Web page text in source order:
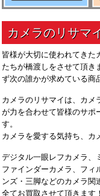
皆様が大切に使われてきた
たちが橋渡しをさせて頂き
ず次の誰かが求めている商
カメラのリサマイは、カメ
が力を合わせて皆様のサポ
す。
カメラを愛する気持ち、カ
デジタル一眼レフカメラ、
ファインダーカメラ、フィ
ンズ・三脚などのカメラ関
全てお買取させて頂きます！